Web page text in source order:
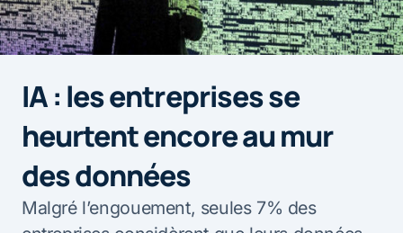
IA : les entreprises se
heurtent encore au mur
des données
Malgré l’engouement, seules 7% des